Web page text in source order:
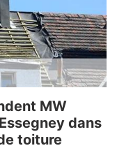
MW
dans
toiture